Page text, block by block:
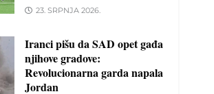
23. SRPNJA 2026.
Iranci pišu da SAD opet gađa
njihove gradove:
Revolucionarna garda napala
Jordan